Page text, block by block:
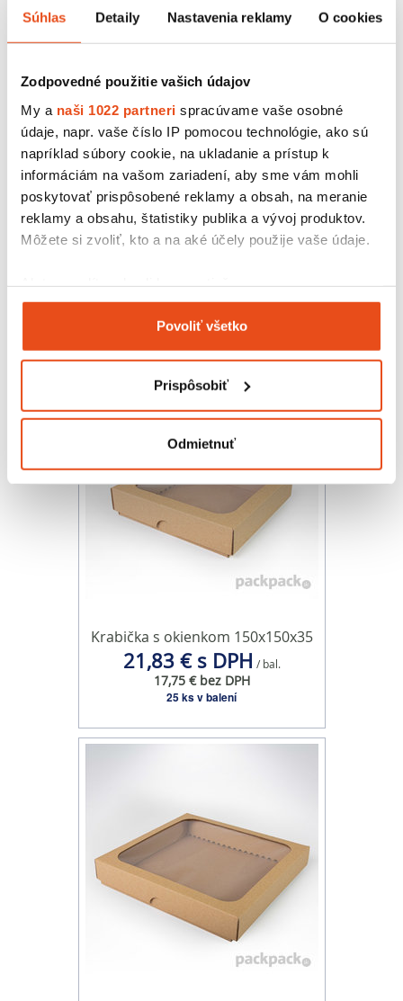
Súhlas Detaily Nastavenia reklamy O cookies
Zodpovedné použitie vašich údajov
My a naši 1022 partneri spracúvame vaše osobné
údaje, napr. vaše číslo IP pomocou technológie, ako sú
napríklad súbory cookie, na ukladanie a prístup k
informáciám na vašom zariadení, aby sme vám mohli
poskytovať prispôsobené reklamy a obsah, na meranie
reklamy a obsahu, štatistiky publika a vývoj produktov.
Môžete si zvoliť, kto a na aké účely použije vaše údaje.
Zhromažďovať informácie o vašej geografickej
polohe s presnosťou na niekoľko metrov
Identifikovať vaše zariadenie aktívnym
Viac informácií o tom, ako sa spracúvajú vaše osobné
údaje, nájdete v časti svašimi nastaveniami
o používaní súborov cookie.
Na prispôsobenie obsahu a reklám, poskytovanie funkcií
sociálnych médií a analýzu návštevnosti používame
webové stránky, poskytujeme aj našim partnerom v
môžu príslušné informácie skombinovať s ďalšími
údajmi, ktoré ste im poskytli alebo ktoré od vás získali,
keď ste používali ich služby.
Povoliť všetko
Prispôsobiť
Odmietnuť
14,76 € s DPH / bal.
12,00 € bez DPH
25 ks v balení
Krabička s okienkom 150x150x35
21,83 € s DPH / bal.
17,75 € bez DPH
25 ks v balení